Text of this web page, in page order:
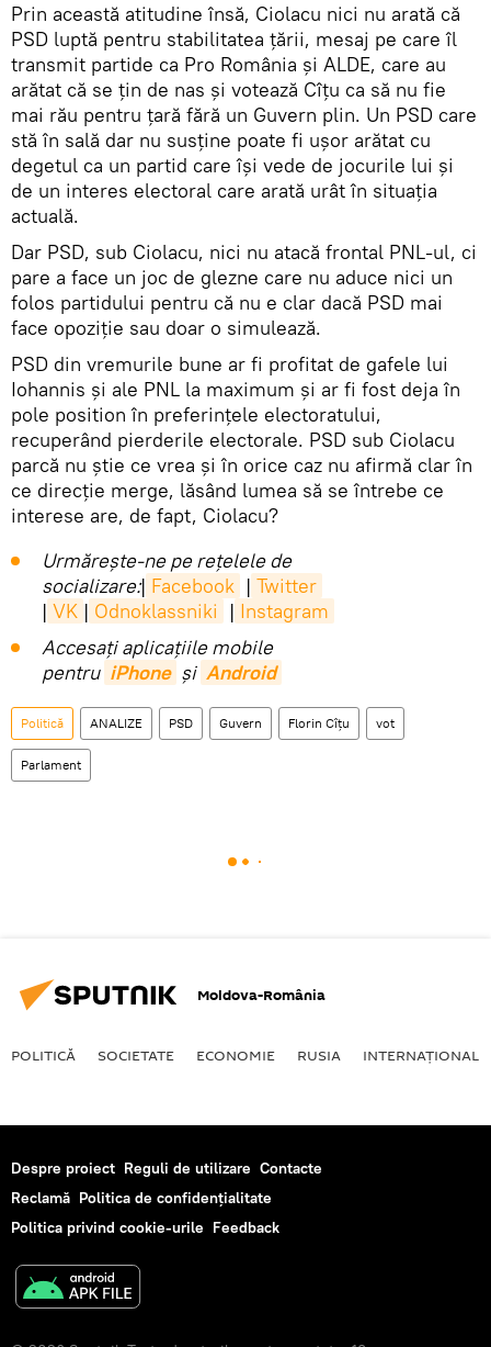
Prin această atitudine însă, Ciolacu nici nu arată că
PSD luptă pentru stabilitatea țării, mesaj pe care îl
transmit partide ca Pro România și ALDE, care au
arătat că se țin de nas și votează Cîțu ca să nu fie
mai rău pentru țară fără un Guvern plin. Un PSD care
stă în sală dar nu susține poate fi ușor arătat cu
degetul ca un partid care își vede de jocurile lui și
de un interes electoral care arată urât în situația
actuală.
Dar PSD, sub Ciolacu, nici nu atacă frontal PNL-ul, ci
pare a face un joc de glezne care nu aduce nici un
folos partidului pentru că nu e clar dacă PSD mai
face opoziție sau doar o simulează.
PSD din vremurile bune ar fi profitat de gafele lui
Iohannis și ale PNL la maximum și ar fi fost deja în
pole position în preferințele electoratului,
recuperând pierderile electorale. PSD sub Ciolacu
parcă nu știe ce vrea și în orice caz nu afirmă clar în
ce direcție merge, lăsând lumea să se întrebe ce
interese are, de fapt, Ciolacu?
Urmărește-ne pe rețelele de
socializare:| Facebook | Twitter
| VK | Odnoklassniki | Instagram
Accesaţi aplicaţiile mobile
pentru iPhone și Android
Politică ANALIZE PSD Guvern Florin Cîţu vot
Parlament
Moldova-România
POLITICĂ SOCIETATE ECONOMIE RUSIA INTERNAŢIONAL
Despre proiect Reguli de utilizare Contacte
Reclamă Politica de confidențialitate
Politica privind cookie-urile Feedback